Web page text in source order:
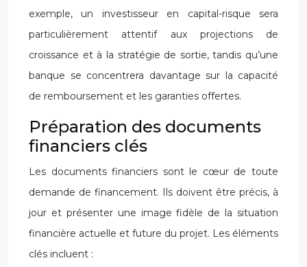
exemple, un investisseur en capital-risque sera
particulièrement attentif aux projections de
croissance et à la stratégie de sortie, tandis qu’une
banque se concentrera davantage sur la capacité
de remboursement et les garanties offertes.
Préparation des documents
financiers clés
Les documents financiers sont le cœur de toute
demande de financement. Ils doivent être précis, à
jour et présenter une image fidèle de la situation
financière actuelle et future du projet. Les éléments
clés incluent :